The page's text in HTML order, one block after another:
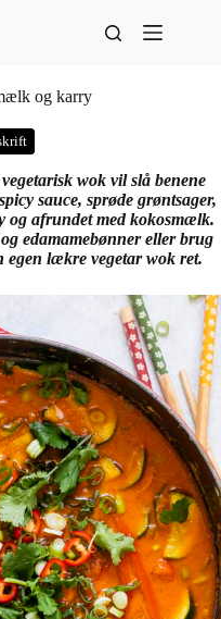
og karry
wok vil slå benene
sauce, sprøde grøntsager,
og afrundet med kokosmælk.
edamamebønner eller brug
egen lækre vegetar wok ret.